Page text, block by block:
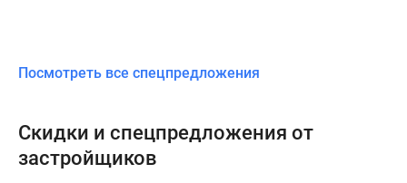
Посмотреть все спецпредложения
Скидки и спецпредложения от
застройщиков